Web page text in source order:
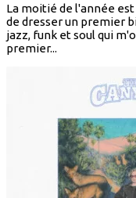
La moitié de l'année
de dresser un premier
jazz, funk et soul qui
premier...